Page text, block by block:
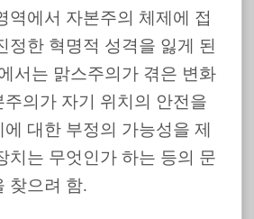
역에서 자본주의 체제에 접
정한 혁명적 성격을 잃게 된
서는 맑스주의가 겪은 변화
의가 자기 위치의 안전을
대한 부정의 가능성을 제
치는 무엇인가 하는 등의 문
찾으려 함.